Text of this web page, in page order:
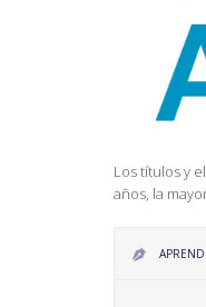
Los títulos y
años, la
